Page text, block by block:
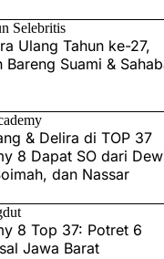
Selebritis
Ulang Tahun ke-27,
Bareng Suami &
& Delira di TOP 37
8 Dapat SO dari
dan Nassar
8 Top 37: Potret 6
Jawa Barat